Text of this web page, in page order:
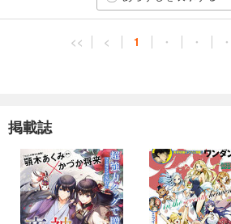
<< < 1 ・ ・ ・
掲載誌